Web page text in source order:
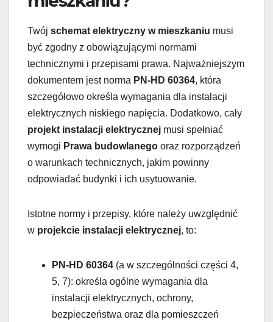
Twój schemat elektryczny w mieszkaniu musi
być zgodny z obowiązującymi normami
technicznymi i przepisami prawa. Najważniejszym
dokumentem jest norma PN-HD 60364, która
szczegółowo określa wymagania dla instalacji
elektrycznych niskiego napięcia. Dodatkowo, cały
projekt instalacji elektrycznej musi spełniać
wymogi Prawa budowlanego oraz rozporządzeń
o warunkach technicznych, jakim powinny
odpowiadać budynki i ich usytuowanie.
Istotne normy i przepisy, które należy uwzględnić
w projekcie instalacji elektrycznej, to:
PN-HD 60364 (a w szczególności części 4,
5, 7): określa ogólne wymagania dla
instalacji elektrycznych, ochrony,
bezpieczeństwa oraz dla pomieszczeń